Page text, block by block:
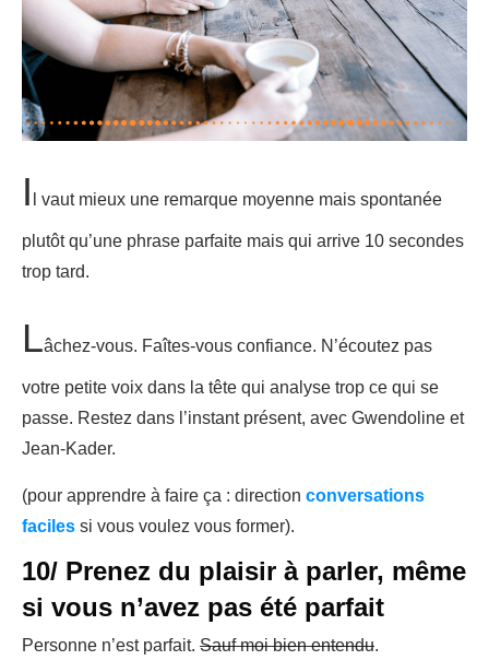
I l vaut mieux une remarque moyenne mais spontanée
plutôt qu’une phrase parfaite mais qui arrive 10 secondes
trop tard.
Lâchez-vous. Faîtes-vous confiance. N’écoutez pas
votre petite voix dans la tête qui analyse trop ce qui se
passe. Restez dans l’instant présent, avec Gwendoline et
Jean-Kader.
(pour apprendre à faire ça : direction conversations
faciles si vous voulez vous former).
10/ Prenez du plaisir à parler, même
si vous n’avez pas été parfait
Personne n’est parfait. Sauf moi bien entendu.